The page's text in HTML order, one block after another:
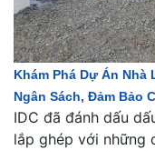
Khám Phá Dự Án Nhà
Ngân Sách, Đảm Bảo
IDC đã đánh dấu
lắp ghép với những